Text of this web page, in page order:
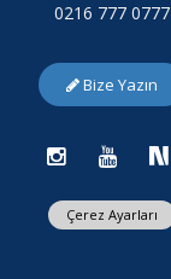
0216 777 0777
Bize Yazın
Çerez Ayarları